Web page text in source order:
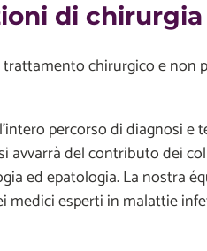
di
chirurgico e non
percorso di diagnosi e
avvarrà del contributo dei
ed epatologia. La nostra
esperti in malattie